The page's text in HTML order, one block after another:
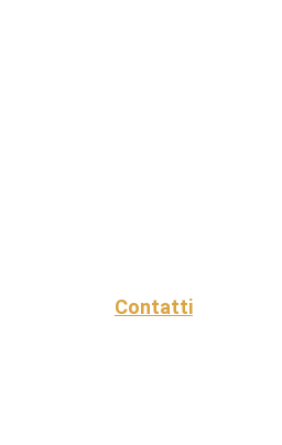
Contatti